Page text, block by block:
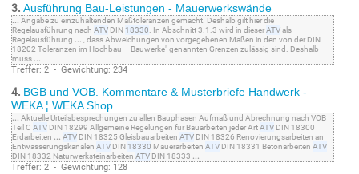
3. Ausführung Bau-Leistungen - Mauerwerkswände
... Angabe zu einzuhaltenden Maßtoleranzen gemacht. Deshalb gilt hier die
Regelausführung nach ATVDIN 18330 . In Abschnitt 3.1.3 wird in dieserATVals
Regelausführung ... , dass Abweichungen von vorgegebenen Maßen in den von der DIN
18202 Toleranzen im Hochbau – Bauwerke" genannten Grenzen zulässig sind. Deshalb
muss ...
Treffer: 2 - Gewichtung: 234
4. BGB und VOB. Kommentare & Musterbriefe Handwerk -
WEKA ¦ WEKA Shop
... Aktuelle Urteilsbesprechungen zu allen Bauphasen Aufmaß und Abrechnung nach VOB
Teil C ATVDIN 18299 Allgemeine Regelungen für Bauarbeiten jeder ArtATVDIN 18300
Erdarbeiten ... ATVDIN 18325 Gleisbauarbeiten ATVDIN 18326 Renovierungsarbeiten an
Entwässerungskanälen ATVDIN 18330 Mauerarbeiten ATVDIN 18331 Betonarbeiten ATV
DIN 18332 Naturwerksteinarbeiten ATVDIN 18333 ...
Treffer: 2 - Gewichtung: 128